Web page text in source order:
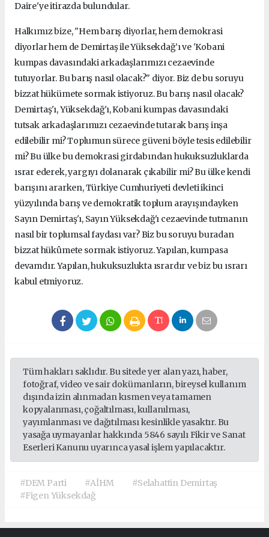
Daire'ye itirazda bulundular.
Halkımız bize, "Hem barış diyorlar, hem demokrasi
diyorlar hem de Demirtaş ile Yüksekdağ’ı ve 'Kobani
kumpas davasındaki arkadaşlarımızı cezaevinde
tutuyorlar. Bu barış nasıl olacak?" diyor. Biz de bu soruyu
bizzat hükümete sormak istiyoruz. Bu barış nasıl olacak?
Demirtaş'ı, Yüksekdağ'ı, Kobani kumpas davasındaki
tutsak arkadaşlarımızı cezaevinde tutarak barış inşa
edilebilir mi? Toplumun sürece güveni böyle tesis edilebilir
mi? Bu ülke bu demokrasi girdabından hukuksuzluklarda
ısrar ederek, yargıyı dolanarak çıkabilir mi? Bu ülke kendi
barışını ararken, Türkiye Cumhuriyeti devleti ikinci
yüzyılında barış ve demokratik toplum arayışındayken
Sayın Demirtaş'ı, Sayın Yüksekdağ'ı cezaevinde tutmanın
nasıl bir toplumsal faydası var? Biz bu soruyu buradan
bizzat hükûmete sormak istiyoruz. Yapılan, kumpasa
devamdır. Yapılan, hukuksuzlukta ısrardır ve biz bu ısrarı
kabul etmiyoruz.
Tüm hakları saklıdır. Bu sitede yer alan yazı, haber,
fotoğraf, video ve sair dokümanların, bireysel kullanım
dışında izin alınmadan kısmen veya tamamen
kopyalanması, çoğaltılması, kullanılması,
yayımlanması ve dağıtılması kesinlikle yasaktır. Bu
yasağa uymayanlar hakkında 5846 sayılı Fikir ve Sanat
Eserleri Kanunu uyarınca yasal işlem yapılacaktır.
#DEM Parti #AİHM
#Selahattin Demirtaş
#Figen Yüksekdağ